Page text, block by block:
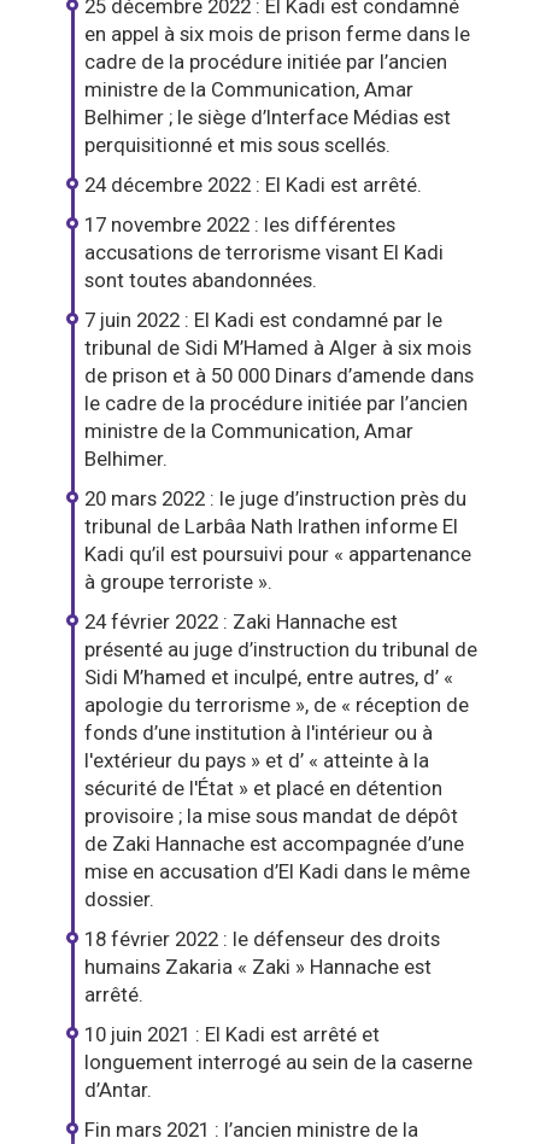
25 décembre 2022 : El Kadi est condamné
en appel à six mois de prison ferme dans le
cadre de la procédure initiée par l’ancien
ministre de la Communication, Amar
Belhimer ; le siège d’Interface Médias est
perquisitionné et mis sous scellés.
24 décembre 2022 : El Kadi est arrêté.
17 novembre 2022 : les différentes
accusations de terrorisme visant El Kadi
sont toutes abandonnées.
7 juin 2022 : El Kadi est condamné par le
tribunal de Sidi M’Hamed à Alger à six mois
de prison et à 50 000 Dinars d’amende dans
le cadre de la procédure initiée par l’ancien
ministre de la Communication, Amar
Belhimer.
20 mars 2022 : le juge d’instruction près du
tribunal de Larbâa Nath Irathen informe El
Kadi qu’il est poursuivi pour « appartenance
à groupe terroriste ».
24 février 2022 : Zaki Hannache est
présenté au juge d’instruction du tribunal de
Sidi M’hamed et inculpé, entre autres, d’ «
apologie du terrorisme », de « réception de
fonds d’une institution à l'intérieur ou à
l'extérieur du pays » et d’ « atteinte à la
sécurité de l'État » et placé en détention
provisoire ; la mise sous mandat de dépôt
de Zaki Hannache est accompagnée d’une
mise en accusation d’El Kadi dans le même
dossier.
18 février 2022 : le défenseur des droits
humains Zakaria « Zaki » Hannache est
arrêté.
10 juin 2021 : El Kadi est arrêté et
longuement interrogé au sein de la caserne
d’Antar.
Fin mars 2021 : l’ancien ministre de la